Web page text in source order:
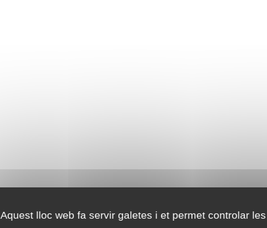
Aquest lloc web fa servir galetes i et permet controlar